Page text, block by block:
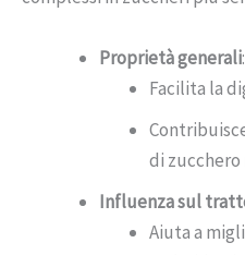
Proprietà generali:
Facilita la
di zucchero
Influenza sul
Aiuta a